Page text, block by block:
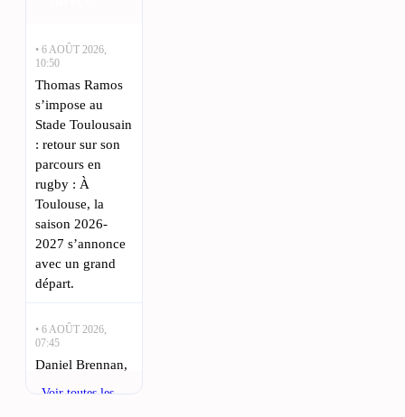
• 6 AOÛT 2026,
10:50
Thomas Ramos
s’impose au
Stade Toulousain
: retour sur son
parcours en
rugby : À
Toulouse, la
saison 2026-
2027 s’annonce
avec un grand
départ.
• 6 AOÛT 2026,
07:45
Daniel Brennan,
Voir toutes les